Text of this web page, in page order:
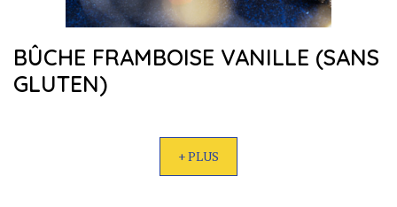
BÛCHE FRAMBOISE VANILLE (SANS
GLUTEN)
+ PLUS